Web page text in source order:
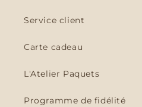
Service client
Carte cadeau
L'Atelier Paquets
Programme de fidélité